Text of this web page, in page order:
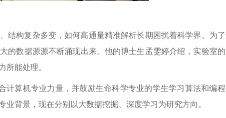
结构复杂多变，如何高通量精准解析长期困扰着科学界。为
的数据源源不断涌现出来。他的博士生孟雯婷介绍，实验室
能处理。
算机专业力量，并鼓励生命科学专业的学生学习算法和编程
背景，现在分别以大数据挖掘、深度学习为研究方向。